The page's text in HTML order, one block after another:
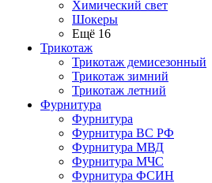
Химический свет
Шокеры
Ещё 16
Трикотаж
Трикотаж демисезонный
Трикотаж зимний
Трикотаж летний
Фурнитура
Фурнитура
Фурнитура ВС РФ
Фурнитура МВД
Фурнитура МЧС
Фурнитура ФСИН